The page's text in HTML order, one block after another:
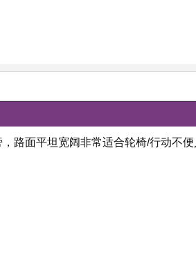
路面平坦宽阔非常适合轮椅/行动不